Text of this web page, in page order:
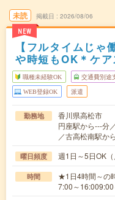
未読
NEW
掲載日 2026/08/06
【フルタイムじゃ
や時短もOK＊ケア
職種未経験OK 交通費別途
WEB登録OK 派遣
勤務地
香川県高松市
円座駅から---分
／古高松南駅か
曜日頻度 週1日～5日OK
時間
★1日4時間～の
7:00～